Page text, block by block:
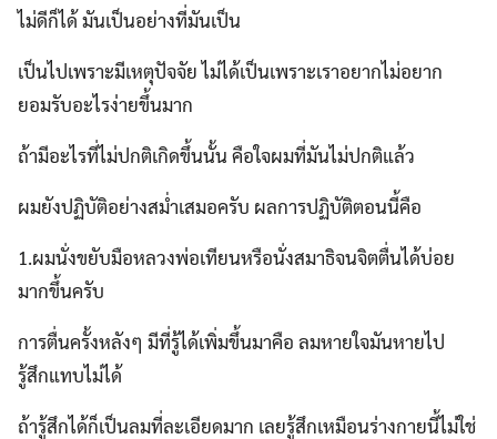
ไม่ดีก็ได้ มันเป็นอย่างที่มันเป็น
เป็นไปเพราะมีเหตุปัจจัย ไม่ได้เป็นเพราะเราอยากไม่อยาก
ยอมรับอะไรง่ายขึ้นมาก
ถ้ามีอะไรที่ไม่ปกติเกิดขึ้นนั้น คือใจผมที่มันไม่ปกติแล้ว
ผมยังปฏิบัติอย่างสม่ำเสมอครับ ผลการปฏิบัติตอนนี้คือ
1.ผมนั่งขยับมือหลวงพ่อเทียนหรือนั่งสมาธิจนจิตตื่นได้บ่อย
มากขึ้นครับ
การตื่นครั้งหลังๆ มีที่รู้ได้เพิ่มขึ้นมาคือ ลมหายใจมันหายไป
รู้สึกแทบไม่ได้
ถ้ารู้สึกได้ก็เป็นลมที่ละเอียดมาก เลยรู้สึกเหมือนร่างกายนี้ไม่ใช่